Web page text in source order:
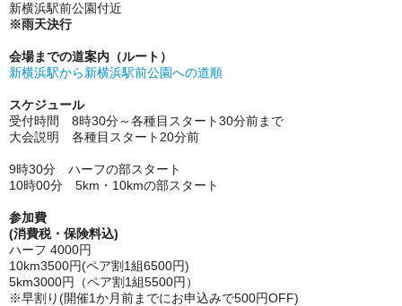
新横浜駅前公園付近
※雨天決行
会場までの道案内（ルート）
新横浜駅から新横浜駅前公園への道順
スケジュール
受付時間 8時30分～各種目スタート30分前まで
大会説明 各種目スタート20分前
9時30分 ハーフの部スタート
10時00分 5km・10kmの部スタート
参加費
(消費税・保険料込)
ハーフ 4000円
10km3500円(ペア割1組6500円)
5km3000円（ペア割1組5500円）
※早割り(開催1か月前までにお申込みで500円OFF)